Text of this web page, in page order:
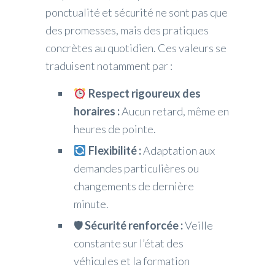
ponctualité et sécurité ne sont pas que
des promesses, mais des pratiques
concrètes au quotidien. Ces valeurs se
traduisent notamment par :
Respect rigoureux des
horaires :Aucun retard, même en
heures de pointe.
Flexibilité :Adaptation aux
demandes particulières ou
changements de dernière
minute.
🛡Sécurité renforcée :Veille
constante sur l’état des
véhicules et la formation